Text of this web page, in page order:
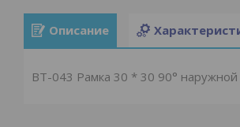
Описание
ВТ-043 Рамка 30 * 30 90°